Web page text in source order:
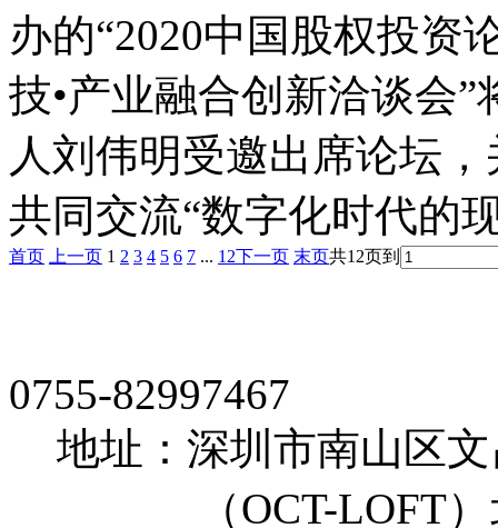
办的“2020中国股权投资
技•产业融合创新洽谈会
人刘伟明受邀出席论坛
共同交流“数字化时代的
首页 上一页 1 2 3 4 5 6 7 ... 12下一页 末页共12页到
0755-82997467
地址：深圳市南山区
（OCT-LOFT